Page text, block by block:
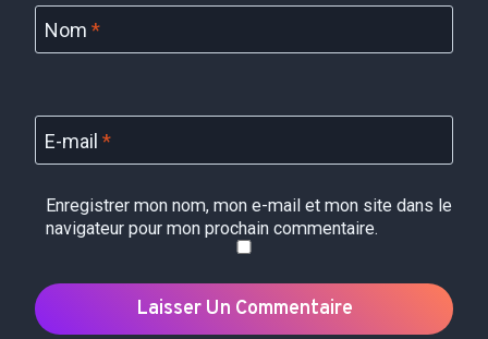
Nom *
E-mail *
Enregistrer mon nom, mon e-mail et mon site dans le
navigateur pour mon prochain commentaire.